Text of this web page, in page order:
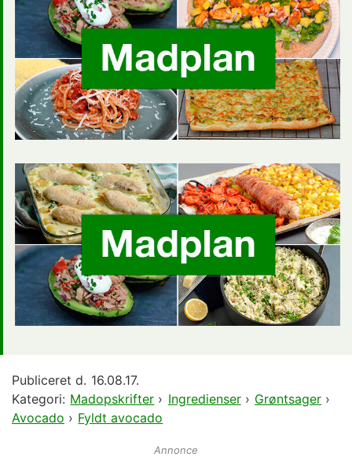
Publiceret d. 16.08.17.
Kategori: Madopskrifter › Ingredienser› Grøntsager ›
Avocado › Fyldt avocado
Annonce